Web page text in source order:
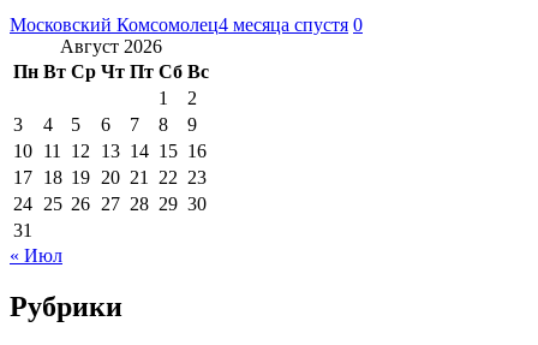
Московский Комсомолец4 месяца спустя 0
Август 2026
Пн Вт Ср Чт Пт Сб Вс
1
2
3
4 5 6 7 8
9
10 11 12 13 14 15 16
17 18 19 20 21 22 23
24 25 26 27 28 29 30
31
« Июл
Рубрики